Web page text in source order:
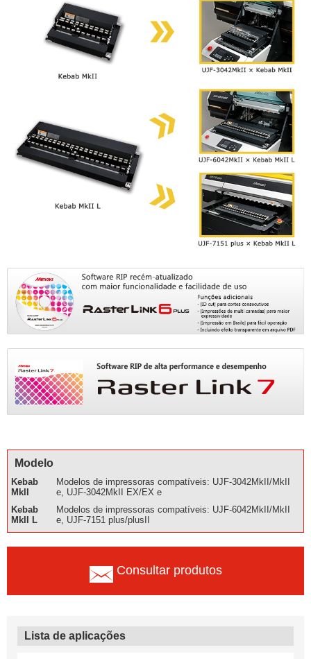
Modelo
Kebab
MkII
Modelos de impressoras compatíveis: UJF-3042MkII/MkII
e, UJF-3042MkII EX/EX e
Kebab
MkII L
Modelos de impressoras compatíveis: UJF-6042MkII/MkII
e, UJF-7151 plus/plusII
Consultar produtos
Lista de aplicações